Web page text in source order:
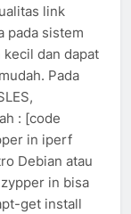
link
pada sistem
dan dapat
Pada
: [code
in iperf
Debian atau
in bisa
get install